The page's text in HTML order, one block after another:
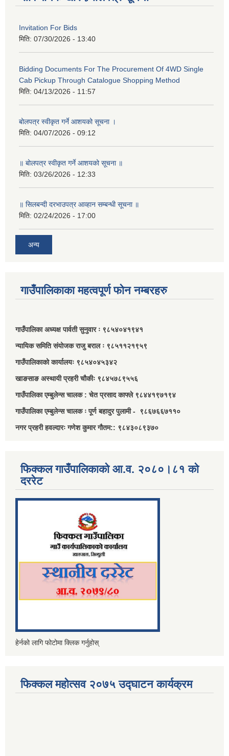
Invitation For Bids
मिति: 07/30/2026 - 13:40
Bidding Documents For The Procurement Of 4WD Single
Cab Pickup Through Catalogue Shopping Method
मिति: 04/13/2026 - 11:57
बोलपत्र स्वीकृत गर्ने आशयको सूचना ।
मिति: 04/07/2026 - 09:12
॥ बोलपत्र स्वीकृत गर्ने आशयको सूचना ॥
मिति: 03/26/2026 - 12:33
॥ सिलबन्दी दरभाउपत्र आव्हान सम्बन्धी सूचना ॥
मिति: 02/24/2026 - 17:00
अन्य
गाउँपालिकाका महत्वपूर्ण फोन नम्बरहरु
गाउँपालिका अध्यक्ष पार्वती सुनुवार ः ९८५४०४१९४१
न्यायिक समिति संयोजक राजु बराल ः ९८५११२१९५९
गाउँपालिकाको कार्यालयः ९८५४०४५३४२
खाङसाङ अस्थायी प्रहरी चौकीः ९८४५७८९५५६
गाउँपालिका एम्बुलेन्स चालक : चेत प्रसाद काफ्ले ९८४४१९७१९४
गाउँपालिका एम्बुलेन्स चालक ः पूर्ण बहादुर पुलामी - ९८६७६६७११०
नगर प्रहरी हवल्दारः गणेश कुमार गौतम:: ९८४३०८९३७०
फिक्कल गाउँपालिकाको आ.व. २०८०।८१ को
दररेट
हेर्नको लागि फोटोमा क्लिक गर्नुहोस्
फिक्कल महोत्सव २०७५ उद्घाटन कार्यक्रम